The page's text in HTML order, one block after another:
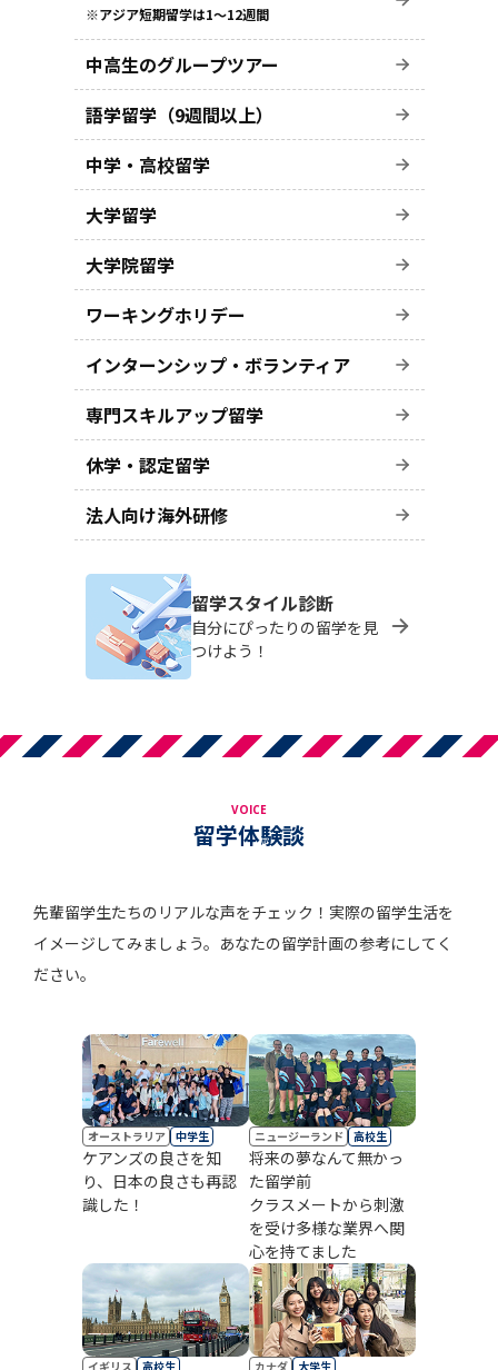
※アジア短期留学は1～12週間
中高生のグループツアー
語学留学（9週間以上）
中学・高校留学
大学留学
大学院留学
ワーキングホリデー
インターンシップ・ボランティア
専門スキルアップ留学
休学・認定留学
法人向け海外研修
留学スタイル診断
自分にぴったりの留学を見
つけよう！
留学体験談
VOICE
先輩留学生たちのリアルな声をチェック！実際の留学生活を
イメージしてみましょう。あなたの留学計画の参考にしてく
ださい。
オーストラリア 中学生
ケアンズの良さを知
り、日本の良さも再認
識した！
ニュージーランド 高校生
将来の夢なんて無かっ
た留学前
クラスメートから刺激
を受け多様な業界へ関
心を持てました
イギリス 高校生 カナダ 大学生